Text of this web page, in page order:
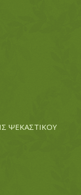
ΨΕΚΑΣΤΙΚΟΥ